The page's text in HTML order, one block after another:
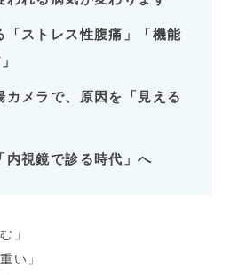
ストレス性腹痛」「機能
メラで、原因を「見える
視鏡で診る時代」へ
」
い」